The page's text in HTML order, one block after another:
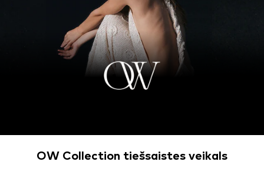
OW Collection tiešsaistes veikals